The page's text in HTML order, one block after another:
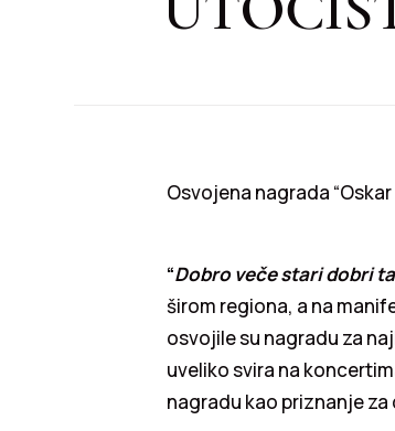
Osvojena nagrada
“Dobro veče stari dobri
širom regiona, a na
osvojile su nagradu za
uveliko svira na
nagradu kao priznanje